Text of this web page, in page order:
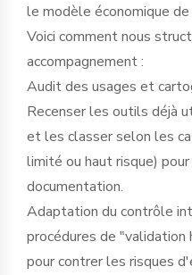
le modèle économique
Voici comment nous
accompagnement :
Audit des usages et
Recenser les outils déjà
et les classer selon les
limité ou haut risque)
documentation.
Adaptation du contrôle
procédures de
pour contrer les risques